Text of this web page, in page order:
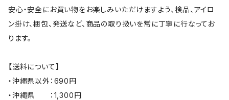
安心・安全にお買い物をお楽しみいただけますよう、検品、アイロ
ン掛け、梱包、発送など、商品の取り扱いを常に丁寧に行なってお
ります。
【送料について】
・沖縄県以外：690円
・沖縄県 ：1,300円